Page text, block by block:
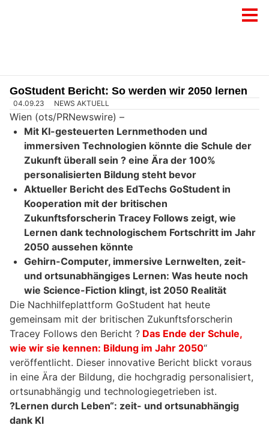
GoStudent Bericht: So werden wir 2050 lernen
04.09.23 NEWS AKTUELL
Wien (ots/PRNewswire) –
Mit KI-gesteuerten Lernmethoden und
immersiven Technologien könnte die Schule der
Zukunft überall sein ? eine Ära der 100%
personalisierten Bildung steht bevor
Aktueller Bericht des EdTechs GoStudent in
Kooperation mit der britischen
Zukunftsforscherin Tracey Follows zeigt, wie
Lernen dank technologischem Fortschritt im Jahr
2050 aussehen könnte
Gehirn-Computer, immersive Lernwelten, zeit-
und ortsunabhängiges Lernen: Was heute noch
wie Science-Fiction klingt, ist 2050 Realität
Die Nachhilfeplattform GoStudent hat heute
gemeinsam mit der britischen Zukunftsforscherin
Tracey Follows den Bericht ? Das Ende der Schule,
wie wir sie kennen: Bildung im Jahr 2050“
veröffentlicht. Dieser innovative Bericht blickt voraus
in eine Ära der Bildung, die hochgradig personalisiert,
ortsunabhängig und technologiegetrieben ist.
?Lernen durch Leben“: zeit- und ortsunabhängig
dank KI